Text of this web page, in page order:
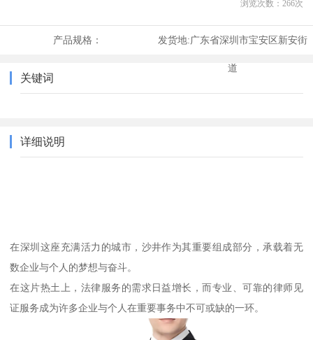
浏览次数： 266次
产品规格： 发货地:广东省深圳市宝安区新安街
道
关键词
详细说明
在深圳这座充满活力的城市，沙井作为其重要组成部分，承载着无
数企业与个人的梦想与奋斗。
在这片热土上，法律服务的需求日益增长，而专业、可靠的律师见
证服务成为许多企业与个人在重要事务中不可或缺的一环。